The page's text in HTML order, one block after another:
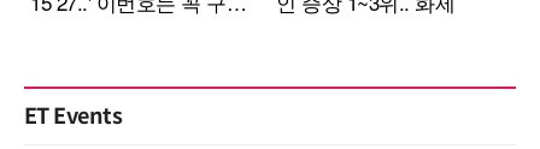
ET Events